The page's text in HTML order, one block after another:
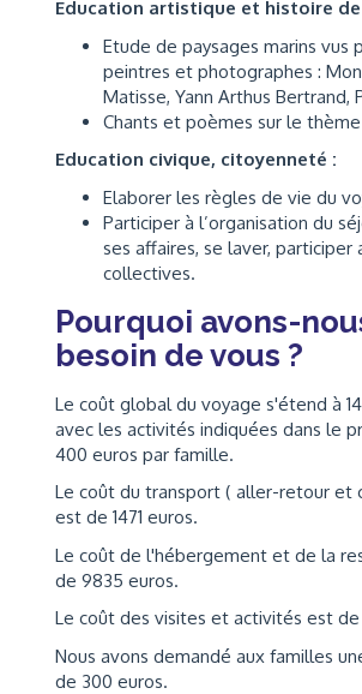
Education artistique et histoire de
Etude de paysages marins vus
peintres et photographes :
Matisse, Yann Arthus Bertrand,
Chants et poèmes sur le
Education civique, citoyenneté :
Elaborer les règles de vie du
Participer à l’organisation du
ses affaires, se laver, participer
collectives.
Pourquoi avons-
besoin de vous ?
Le coût global du voyage s'étend à
avec les activités indiquées dans le
400 euros par famille.
Le coût du transport ( aller-retour et
est de 1471 euros.
Le coût de l'hébergement et de la
de 9835 euros.
Le coût des visites et activités est
Nous avons demandé aux familles
de 300 euros.